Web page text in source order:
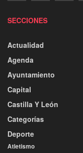
SECCIONES
Actualidad
Agenda
Ayuntamiento
Capital
Castilla Y León
Categorías
Deporte
Atletismo